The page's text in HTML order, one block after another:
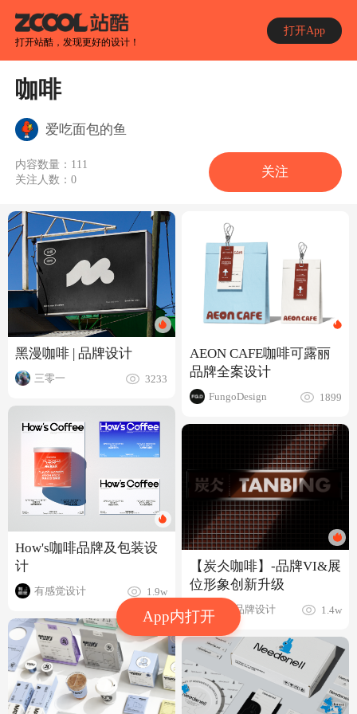
打开站酷，发现更好的设计！
打开App
App内打开
咖啡
爱吃面包的鱼
内容数量： 111
关注人数：0
关注
黑漫咖啡 | 品牌设计
三零一 3233
How's咖啡品牌及包装设
计
有感觉设计 1.9w
AEON CAFE咖啡可露丽
品牌全案设计
FungoDesign 1899
【炭仌咖啡】-品牌VI&展
位形象创新升级
BUFF品牌设计 1.4w